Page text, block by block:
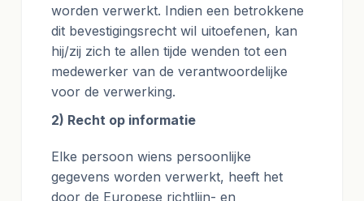
worden verwerkt. Indien een betrokkene
dit bevestigingsrecht wil uitoefenen, kan
hij/zij zich te allen tijde wenden tot een
medewerker van de verantwoordelijke
voor de verwerking.
2) Recht op informatie
Elke persoon wiens persoonlijke
gegevens worden verwerkt, heeft het
door de Europese richtlijn- en